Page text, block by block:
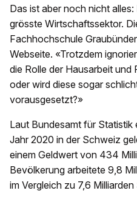
Das ist aber noch nicht
grösste Wirtschaftssektor.
Fachhochschule
Webseite. «Trotzdem
die Rolle der Hausarbeit und
oder wird diese sogar
vorausgesetzt?»
Laut Bundesamt für Statistik
Jahr 2020 in der Schweiz
einem Geldwert von 434
Bevölkerung arbeitete 9,8
im Vergleich zu 7,6